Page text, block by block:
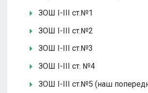
ЗОШ І-ІІІ ст.№1
ЗОШ І-ІІІ ст.№2
ЗОШ І-ІІІ ст.№3
ЗОШ І-ІІІ ст. №4
ЗОШ І-ІІІ ст.№5 (наш